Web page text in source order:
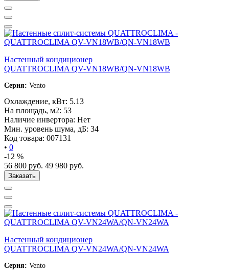
Настенный кондиционер
QUATTROCLIMA QV-VN18WB/QN-VN18WB
Серия: Vento
Охлаждение, кВт: 5.13
На площадь, м2: 53
Наличие инвертора: Нет
Мин. уровень шума, дБ: 34
Код товара: 007131
• 0
-12 %
56 800 руб. 49 980 руб.
Заказать
Настенный кондиционер
QUATTROCLIMA QV-VN24WA/QN-VN24WA
Серия: Vento